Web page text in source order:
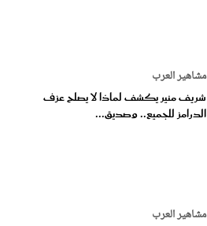
مشاهير العرب
شريف منير يكشف لماذا لا يصلح عزف
الدرامز للجميع.. وصديق...
مشاهير العرب